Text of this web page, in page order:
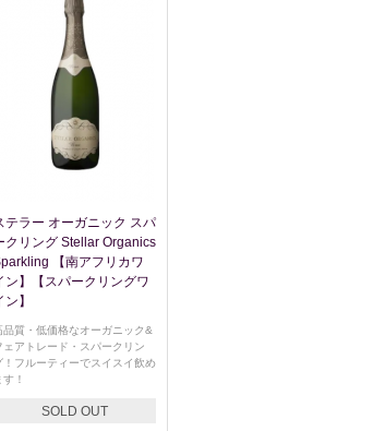
テラー オーガニック スパ
クリング Stellar Organics
【南アフリカワ
ン】【スパークリングワ
ン】
品質・低価格なオーガニック&
ェアトレード・スパークリン
！フルーティーでスイスイ飲め
す！
SOLD OUT